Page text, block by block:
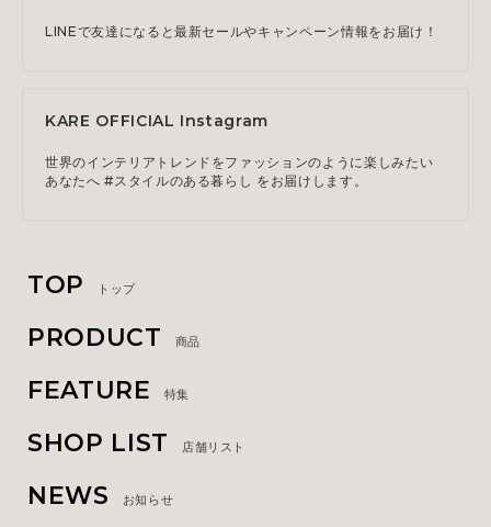
LINEで友達になると最新セールやキャンペーン情報をお届け！
KARE OFFICIAL Instagram
世界のインテリアトレンドをファッションのように楽しみたい
あなたへ #スタイルのある暮らし をお届けします。
TOP トップ
PRODUCT 商品
FEATURE 特集
SHOP LIST 店舗リスト
NEWS お知らせ